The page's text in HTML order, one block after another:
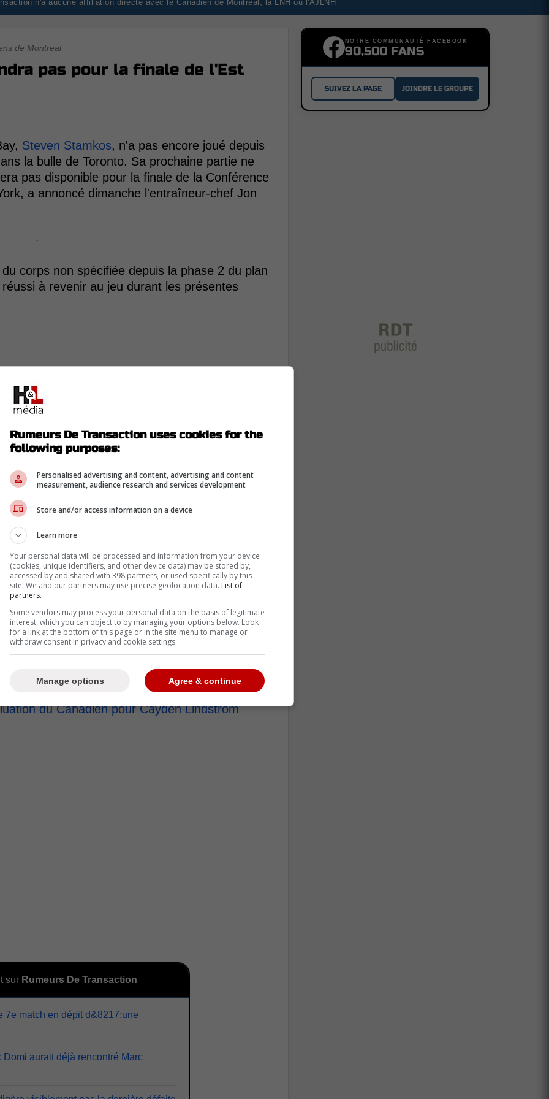
n'a aucune affiliation directe avec le Canadien de Montréal, la LNH ou l'AJLNH
de Montreal
pas pour la finale de l'Est
Steven Stamkos, n'a pas encore joué depuis
la bulle de Toronto. Sa prochaine partie ne
pas disponible pour la finale de la Conférence
a annoncé dimanche l'entraîneur-chef Jon
-
corps non spécifiée depuis la phase 2 du plan
à revenir au jeu durant les présentes
raté du temps pendant la saison régulière, alors
en février. Il a marqué 29 buts et 37
de 10-3 malgré l'absence de Stamkos après
:
du Canadien pour Cayden Lindstrom
sur Rumeurs De Transaction
7e match en dépit d&8217;une
Domi aurait déjà rencontré Marc
NOTRE COMMUNAUTÉ FACEBOOK
90,500 FANS
SUIVEZ LA PAGE JOINDRE LE GROUPE
Rumeurs De Transaction uses cookies for the
following purposes:
Personalised advertising and content, advertising and content
measurement, audience research and services development
Store and/or access information on a device
Learn more
Your personal data will be processed and information from your device
(cookies, unique identifiers, and other device data) may be stored by,
accessed by and shared with 398 partners, or used specifically by this
site. We and our partners may use precise geolocation data. List of
partners.
Some vendors may process your personal data on the basis of legitimate
interest, which you can object to by managing your options below. Look
for a link at the bottom of this page or in the site menu to manage or
withdraw consent in privacy and cookie settings.
Agree & continue
Manage options